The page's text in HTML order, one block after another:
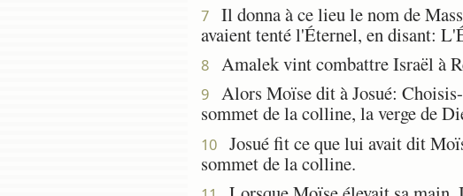
7
Il donna à ce lieu le nom de
avaient tenté l'Éternel, en disant:
8 Amalek vint combattre Israël à
9
Alors Moïse dit à Josué:
sommet de la colline, la verge de
10
Josué fit ce que lui avait dit
sommet de la colline.